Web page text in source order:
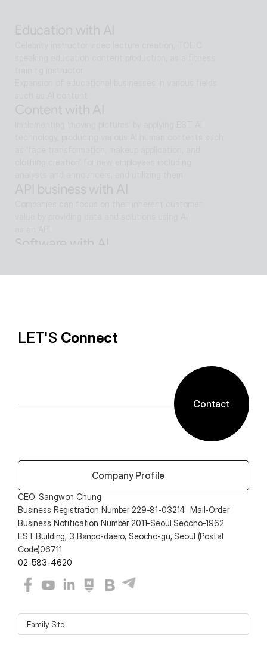
LET'S Connect
Contact
Company Profile
CEO: Sangwon Chung
Business Registration Number 229-81-03214  Mail-Order
Business Notification Number 2011-Seoul Seocho-1962
EST Building, 3 Banpo-daero, Seocho-gu, Seoul (Postal
Code)06711
02-583-4620
Family Site